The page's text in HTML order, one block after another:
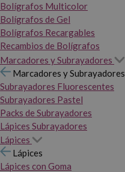
Bolígrafos Multicolor
Bolígrafos de Gel
Bolígrafos Recargables
Recambios de Bolígrafos
Marcadores y Subrayadores
Marcadores y Subrayadores
Subrayadores Fluorescentes
Subrayadores Pastel
Packs de Subrayadores
Lápices Subrayadores
Lápices
Lápices
Lápices con Goma